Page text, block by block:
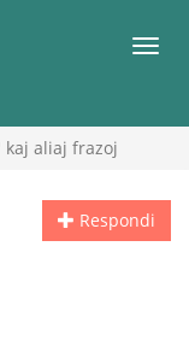
kaj aliaj frazoj
Respondi